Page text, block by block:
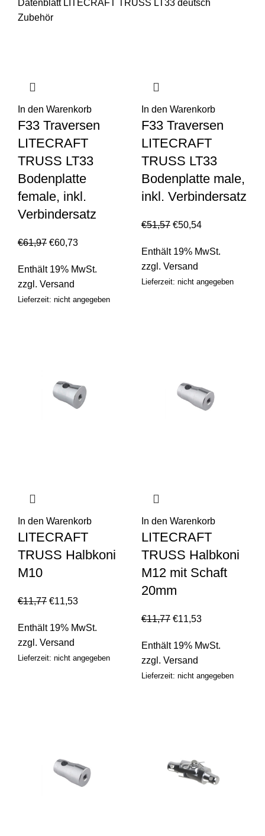
Datenblatt LITECRAFT TRUSS LT33 deutsch
Zubehör
In den Warenkorb
F33 Traversen
LITECRAFT
TRUSS LT33
Bodenplatte
female, inkl.
Verbindersatz
€61,97 €60,73
Enthält 19% MwSt.
zzgl. Versand
Lieferzeit: nicht angegeben
In den Warenkorb
F33 Traversen
LITECRAFT
TRUSS LT33
Bodenplatte male,
inkl. Verbindersatz
€51,57 €50,54
Enthält 19% MwSt.
zzgl. Versand
Lieferzeit: nicht angegeben
In den Warenkorb
LITECRAFT
TRUSS Halbkoni
M10
€11,77 €11,53
Enthält 19% MwSt.
zzgl. Versand
Lieferzeit: nicht angegeben
In den Warenkorb
LITECRAFT
TRUSS Halbkoni
M12 mit Schaft
20mm
€11,77 €11,53
Enthält 19% MwSt.
zzgl. Versand
Lieferzeit: nicht angegeben